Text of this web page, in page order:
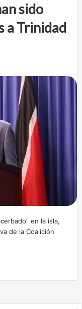
sido
a Trinidad
en la isla,
de la Coalición